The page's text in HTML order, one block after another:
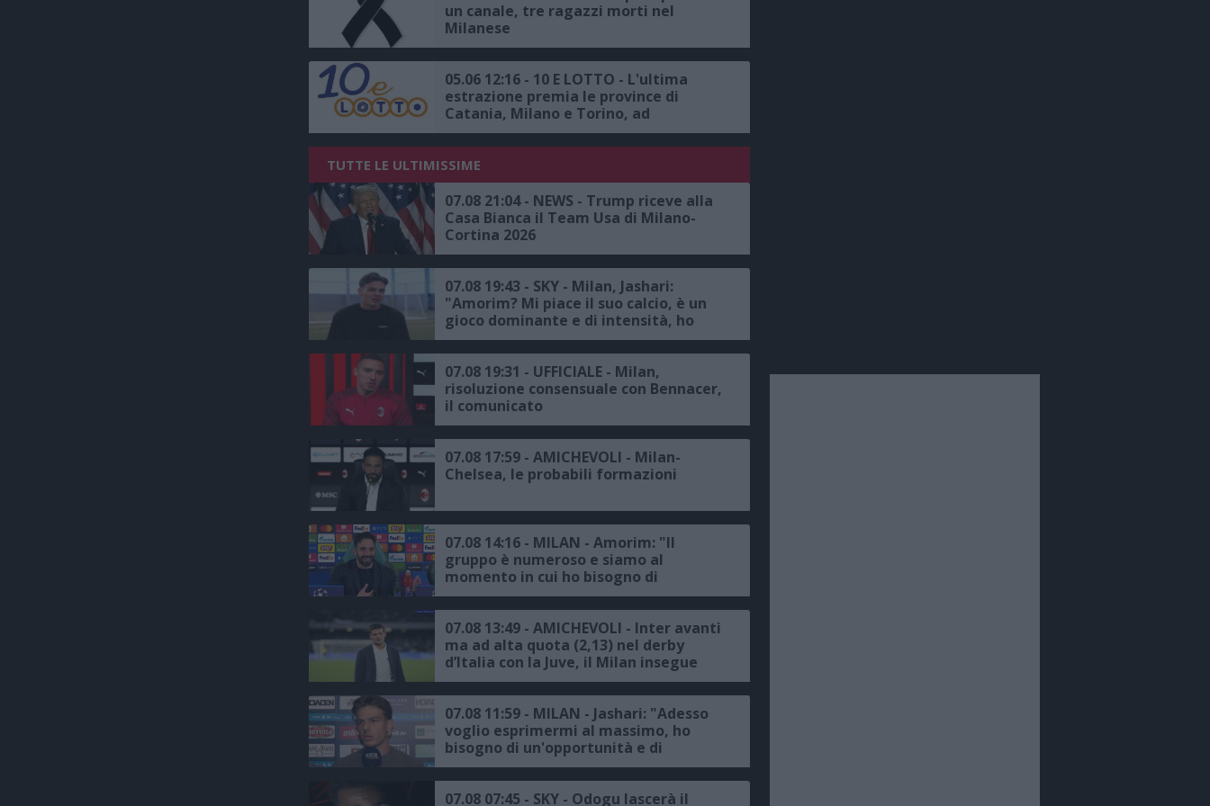
un canale, tre ragazzi morti nel
Milanese
05.06 12:16 - 10 E LOTTO - L'ultima
estrazione premia le province di
Catania, Milano e Torino, ad
Alpignano, la vincita più alta da
20mila euro
TUTTE LE ULTIMISSIME
07.08 21:04 - NEWS - Trump riceve alla
Casa Bianca il Team Usa di Milano-
Cortina 2026
07.08 19:43 - SKY - Milan, Jashari:
"Amorim? Mi piace il suo calcio, è un
gioco dominante e di intensità, ho
grande rispetto per il mister"
07.08 19:31 - UFFICIALE - Milan,
risoluzione consensuale con Bennacer,
il comunicato
07.08 17:59 - AMICHEVOLI - Milan-
Chelsea, le probabili formazioni
07.08 14:16 - MILAN - Amorim: "Il
gruppo è numeroso e siamo al
momento in cui ho bisogno di
raccogliere le informazioni per fare le
scelte giuste"
07.08 13:49 - AMICHEVOLI - Inter avanti
ma ad alta quota (2,13) nel derby
d’Italia con la Juve, il Milan insegue
contro il Chelsea
07.08 11:59 - MILAN - Jashari: "Adesso
voglio esprimermi al massimo, ho
bisogno di un'opportunità e di
continuità, avremmo voluto
disputare la Champions, ma c'è un
trofeo europeo da conquistare"
07.08 07:45 - SKY - Odogu lascerà il